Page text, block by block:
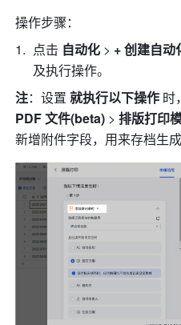
操作步骤：
点击 自动化 > + 创建自动
及执行操作。
注：设置 就执行以下操作 时
PDF 文件(beta) > 排版打印
新增附件字段，用来存档生